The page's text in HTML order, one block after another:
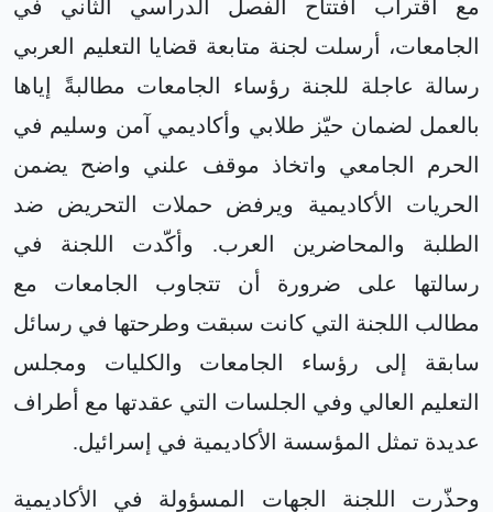
مع اقتراب افتتاح الفصل الدراسي الثاني في
الجامعات، أرسلت لجنة متابعة قضايا التعليم العربي
رسالة عاجلة للجنة رؤساء الجامعات مطالبةً إياها
بالعمل لضمان حيّز طلابي وأكاديمي آمن وسليم في
الحرم الجامعي واتخاذ موقف علني واضح يضمن
الحريات الأكاديمية ويرفض حملات التحريض ضد
الطلبة والمحاضرين العرب. وأكّدت اللجنة في
رسالتها على ضرورة أن تتجاوب الجامعات مع
مطالب اللجنة التي كانت سبقت وطرحتها في رسائل
سابقة إلى رؤساء الجامعات والكليات ومجلس
التعليم العالي وفي الجلسات التي عقدتها مع أطراف
عديدة تمثل المؤسسة الأكاديمية في إسرائيل.
وحذّرت اللجنة الجهات المسؤولة في الأكاديمية